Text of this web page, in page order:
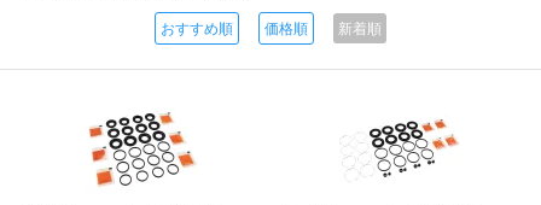
おすすめ順 価格順 新着順